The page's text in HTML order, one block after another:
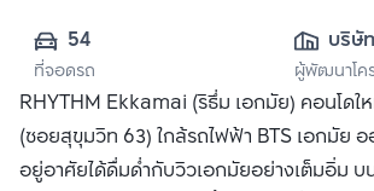
54
ที่จอดรถ
บริษั
จำกัด
ผู้พัฒนาโค
RHYTHM Ekkamai (ริธึ่ม เอกมัย) คอนโดใ
(ซอยสุขุมวิท 63) ใกล้รถไฟฟ้า BTS เอกมัย อ
อยู่อาศัยได้ดื่มด่ำกับวิวเอกมัยอย่างเต็มอิ่ม บน